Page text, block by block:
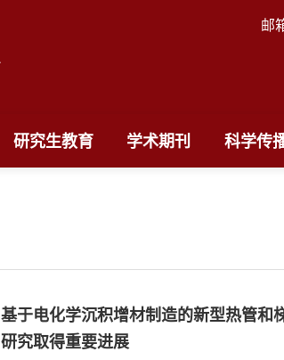
邮
研究生教育 学术期刊 科学传
基于电化学沉积增材制造的新型热管和
研究取得重要进展